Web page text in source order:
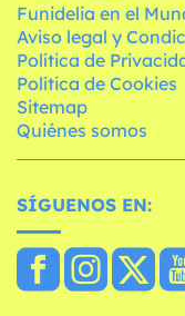
Funidelia en el
Aviso legal y
Política de
Política de Cookies
Sitemap
Quiénes somos
SÍGUENOS EN: